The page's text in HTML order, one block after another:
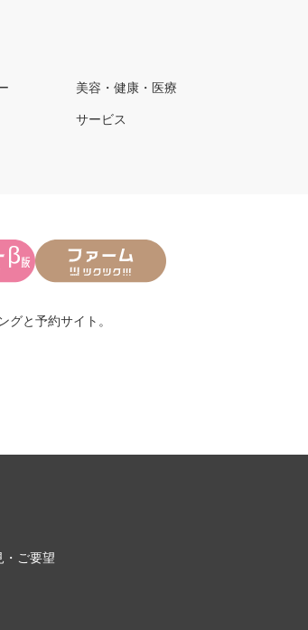
美容・健康・医療
サービス
グと予約サイト。
・ご要望